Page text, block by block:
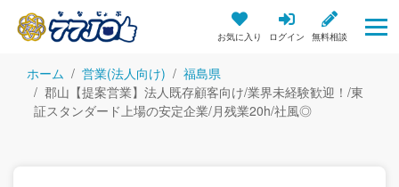
お気に入り ログイン 無料相談
ホーム 営業(法人向け)
福島県
郡山【提案営業】法人既存顧客向け/業界未経験歓迎！/東
証スタンダード上場の安定企業/月残業20h/社風◎